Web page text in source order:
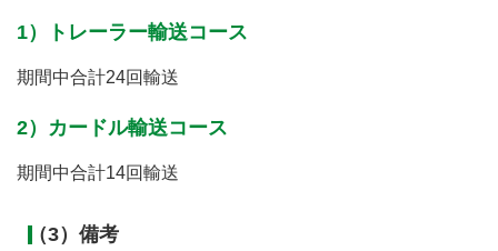
1）トレーラー輸送コース
期間中合計24回輸送
2）カードル輸送コース
期間中合計14回輸送
（3）備考